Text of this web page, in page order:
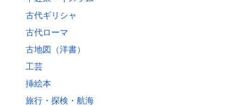
古代ギリシャ
古代ローマ
古地図（洋書）
工芸
挿絵本
旅行・探検・航海